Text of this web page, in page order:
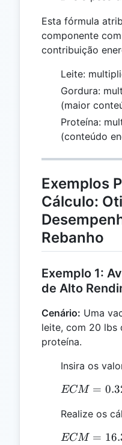
Esta fórmula
componente
contribuição
Leite:
Gordura:
(maior
Proteína:
(conteúdo
Exemplos
Cálculo:
Rebanho
Exemplo 1:
de Alto
Cenário: Uma
leite, com 20 lbs
proteína.
Insira os
ECM =
Realize os
ECM =